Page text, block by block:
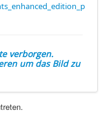
verborgen.
um das Bild zu